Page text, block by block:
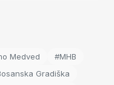
Medved
#MHB
Gradiška